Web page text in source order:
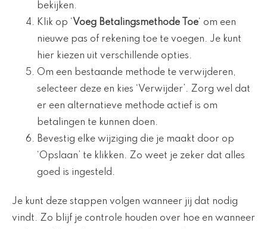
bekijken.
Klik op ‘
Voeg Betalingsmethode Toe ‘ om een
nieuwe pas of rekening toe te voegen. Je kunt
hier kiezen uit verschillende opties.
Om een bestaande methode te verwijderen,
selecteer deze en kies ‘Verwijder’. Zorg wel dat
er een alternatieve methode actief is om
betalingen te kunnen doen.
Bevestig elke wijziging die je maakt door op
‘Opslaan’ te klikken. Zo weet je zeker dat alles
goed is ingesteld.
Je kunt deze stappen volgen wanneer jij dat nodig
vindt. Zo blijf je controle houden over hoe en wanneer